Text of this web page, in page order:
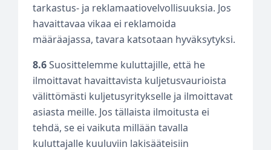
tarkastus- ja reklamaatiovelvollisuuksia. Jos
havaittavaa vikaa ei reklamoida
määräajassa, tavara katsotaan hyväksytyksi.
8.6Suosittelemme kuluttajille, että he
ilmoittavat havaittavista kuljetusvaurioista
välittömästi kuljetusyritykselle ja ilmoittavat
asiasta meille. Jos tällaista ilmoitusta ei
tehdä, se ei vaikuta millään tavalla
kuluttajalle kuuluviin lakisääteisiin